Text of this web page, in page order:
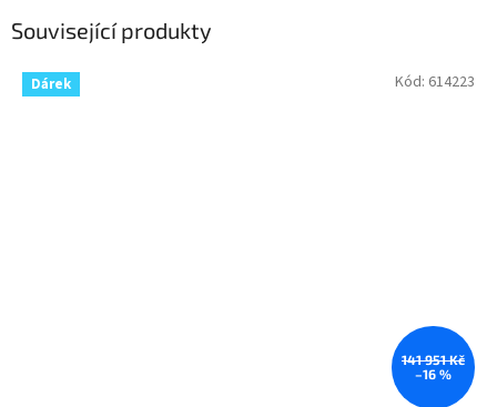
Související produkty
Dárek
141 951 Kč
–16 %
Kód: 614223